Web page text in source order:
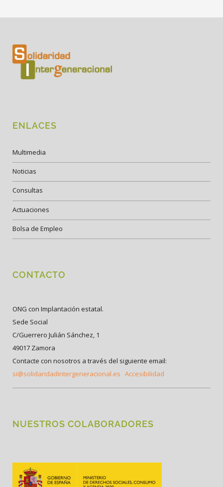
ENLACES
Multimedia
Noticias
Consultas
Actuaciones
Bolsa de Empleo
CONTACTO
ONG con Implantación estatal.
Sede Social
C/Guerrero Julián Sánchez, 1
49017 Zamora
Contacte con nosotros a través del siguiente email:
si@solidaridadintergeneracional.es Accesibilidad
NUESTROS COLABORADORES